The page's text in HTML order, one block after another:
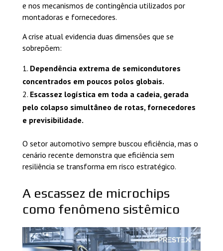
e nos mecanismos de contingência utilizados por
montadoras e fornecedores.
A crise atual evidencia duas dimensões que se
sobrepõem:
Dependência extrema de semicondutores
concentrados em poucos polos globais.
Escassez logística em toda a cadeia, gerada
pelo colapso simultâneo de rotas, fornecedores
e previsibilidade.
O setor automotivo sempre buscou eficiência, mas o
cenário recente demonstra que eficiência sem
resiliência se transforma em risco estratégico.
A escassez de microchips
como fenômeno sistêmico